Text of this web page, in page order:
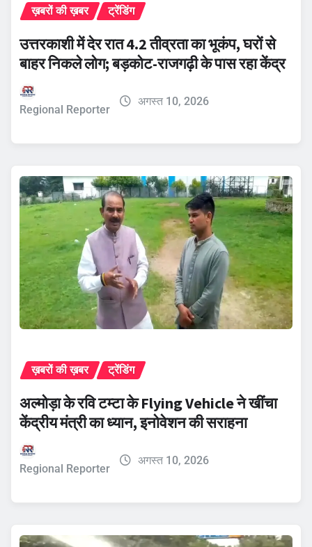
ख़बरों की ख़बर ट्रेंडिंग
उत्तरकाशी में देर रात 4.2 तीव्रता का भूकंप, घरों से
बाहर निकले लोग; बड़कोट-राजगढ़ी के पास रहा केंद्र
Regional Reporter
अगस्त 10, 2026
ख़बरों की ख़बर ट्रेंडिंग
अल्मोड़ा के रवि टम्टा के Flying Vehicle ने खींचा
केंद्रीय मंत्री का ध्यान, इनोवेशन की सराहना
Regional Reporter
अगस्त 10, 2026